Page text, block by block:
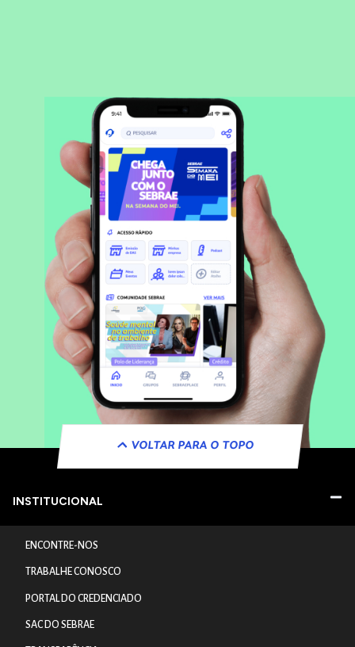
VOLTAR PARA O TOPO
INSTITUCIONAL
ENCONTRE-NOS
TRABALHE CONOSCO
PORTAL DO CREDENCIADO
SAC DO SEBRAE